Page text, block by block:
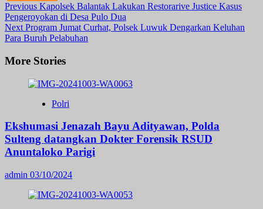
Post
Navigation
Previous Kapolsek Balantak Lakukan Restorarive Justice Kasus
Pengeroyokan di Desa Pulo Dua
Next Program Jumat Curhat, Polsek Luwuk Dengarkan Keluhan
Para Buruh Pelabuhan
More Stories
Polri
Ekshumasi Jenazah Bayu Adityawan, Polda
Sulteng datangkan Dokter Forensik RSUD
Anuntaloko Parigi
admin 03/10/2024